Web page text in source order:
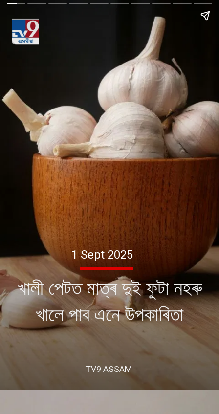
খালী পেটত মাত্ৰ দুই ফুটা নহৰু
খালে পাব এনে উপকাৰিতা
1 Sept 2025
TV9 ASSAM